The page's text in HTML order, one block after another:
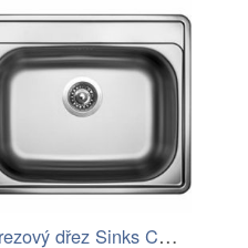
Nerezový dřez Sinks COMFORT 600 V 0,6mm…